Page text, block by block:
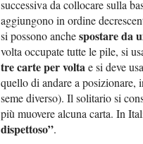
successiva da collocare sulla
aggiungono in ordine
si possono anchespostare da
volta occupate tutte le pile, si
tre carte per voltae si deve
quello di andare a posizionare,
seme diverso). Il solitario si
più muovere alcuna carta. In
dispettoso”.